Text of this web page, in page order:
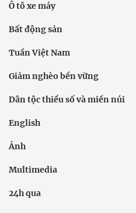
Ô tô xe máy
Bất động sản
Tuần Việt Nam
Giảm nghèo bền vững
Dân tộc thiểu số và miền núi
English
Ảnh
Multimedia
24h qua